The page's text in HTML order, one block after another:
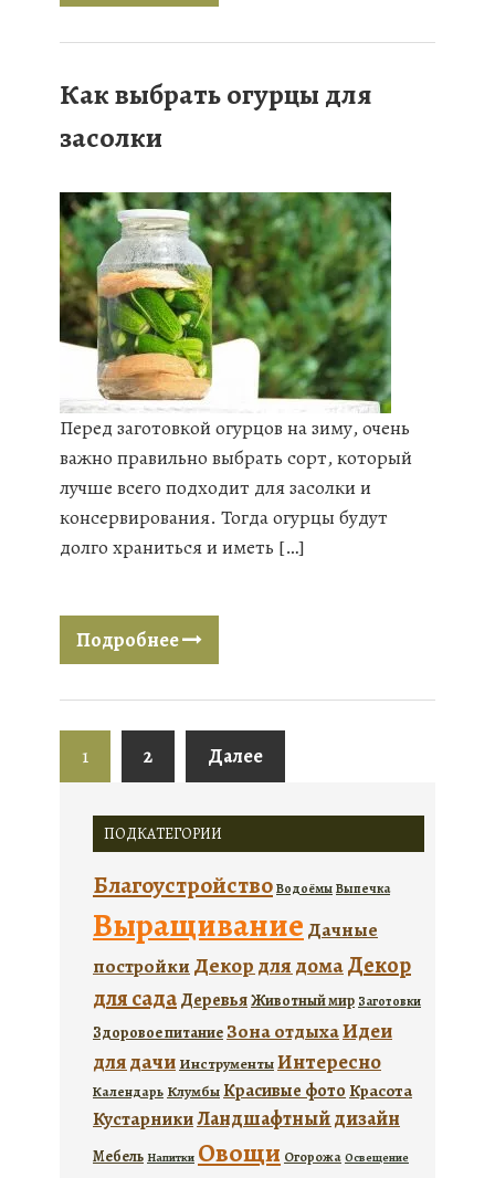
Как выбрать огурцы для
засолки
Перед заготовкой огурцов на зиму, очень
важно правильно выбрать сорт, который
лучше всего подходит для засолки и
консервирования. Тогда огурцы будут
долго храниться и иметь […]
Подробнее
1 2 Далее
ПОДКАТЕГОРИИ
БлагоустройствоВодоёмыВыпечка
Выращивание Дачные
постройки Декор для домаДекор
для садаДеревьяЖивотный мир Заготовки
Здоровое питание Зона отдыхаИдеи
для дачи ИнструментыИнтересно
Календарь КлумбыКрасивые фото Красота
КустарникиЛандшафтный дизайн
Мебель Напитки Овощи Огорожа Освещение